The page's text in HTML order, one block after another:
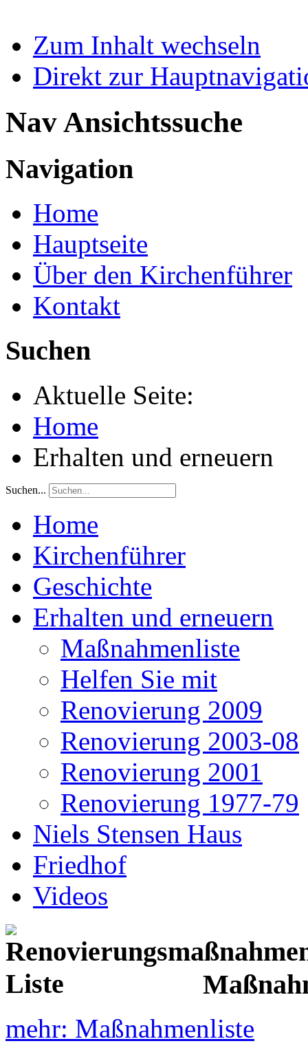
Zum Inhalt wechseln
Direkt zur
Nav Ansichtssuche
Navigation
Home
Hauptseite
Über den Kirchenführer
Kontakt
Suchen
Aktuelle Seite:
Home
Erhalten und erneuern
Suchen...
Home
Kirchenführer
Geschichte
Erhalten und erneuern
Maßnahmenliste
Helfen Sie mit
Renovierung 2009
Renovierung 2003-08
Renovierung 2001
Renovierung 1977-79
Niels Stensen Haus
Friedhof
Videos
mehr: Maßnahmenliste